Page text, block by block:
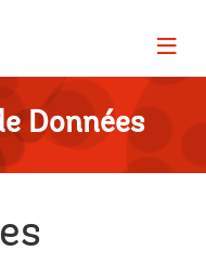
Page
Données